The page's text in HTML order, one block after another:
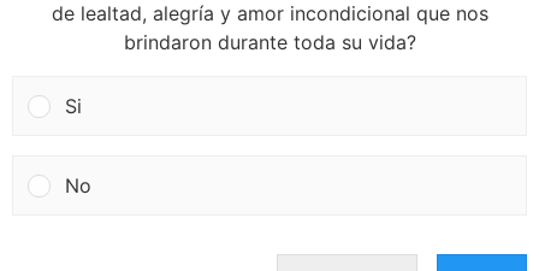
de lealtad, alegría y amor incondicional que nos
brindaron durante toda su vida?
Si
No